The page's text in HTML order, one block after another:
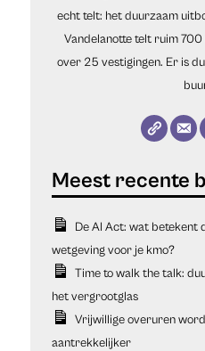
echt telt: het duurzaam
Vandelanotte telt ruim
over 25 vestigingen. Er is
De AI Act: wat betekent
wetgeving voor je kmo?
Time to walk the talk:
het vergrootglas
Vrijwillige overuren
aantrekkelijker